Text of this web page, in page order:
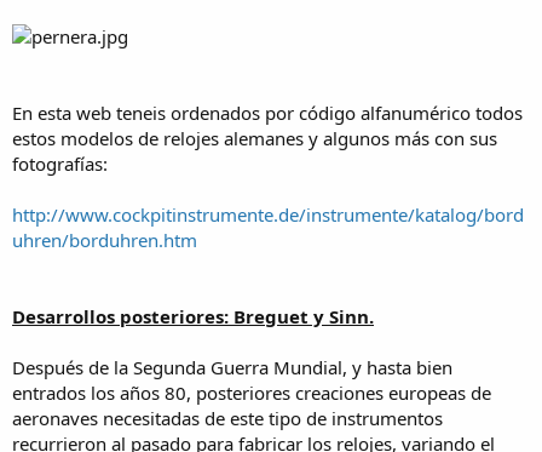
En esta web teneis ordenados por código alfanumérico todos
estos modelos de relojes alemanes y algunos más con sus
fotografías:
http://www.cockpitinstrumente.de/instrumente/katalog/bord
uhren/borduhren.htm
Desarrollos posteriores: Breguet y Sinn.
Después de la Segunda Guerra Mundial, y hasta bien
entrados los años 80, posteriores creaciones europeas de
aeronaves necesitadas de este tipo de instrumentos
recurrieron al pasado para fabricar los relojes, variando el